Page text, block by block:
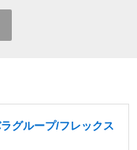
グループ/フレックス